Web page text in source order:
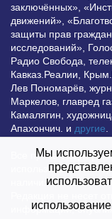
заключённых»,
движений»,
защиты прав
исследований»,
Радио Свобода,
Кавказ.Реалии,
Лев Пономарёв,
Маркелов, главред
Камалягин,
Апахончич. и другие
Все права
использование
наличия активной
Редакция не несет
информации,
Мы